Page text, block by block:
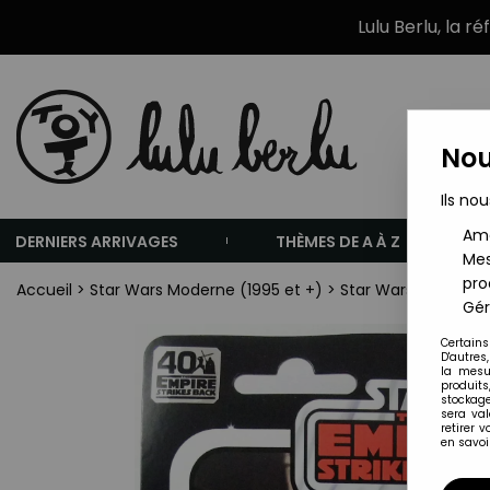
Lulu Berlu, la
DERNIERS ARRIVAGES THÈMES DE A À Z
Accueil > Star Wars Moderne (1995 et +) > Star Wars
Ils
la
sera
retirer
en